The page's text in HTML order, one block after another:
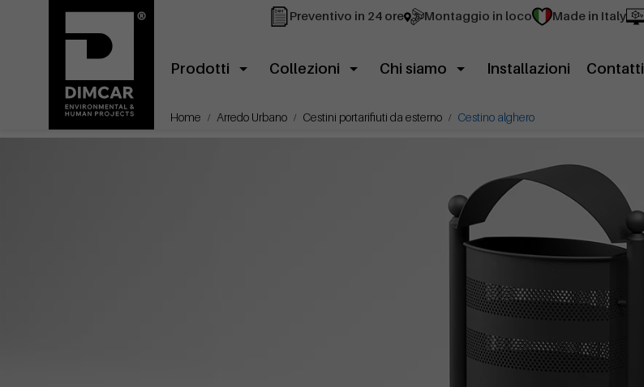
Preventivo in 24 ore Montaggio in loco Made in Italy
Prodotti Collezioni Chi siamo Installazioni Contatti
Home Arredo Urbano Cestini portarifiuti da esterno Cestino alghero